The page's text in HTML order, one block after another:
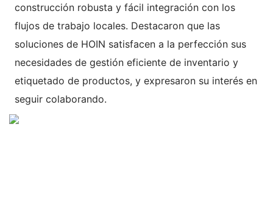
construcción robusta y fácil integración con los
flujos de trabajo locales. Destacaron que las
soluciones de HOIN satisfacen a la perfección sus
necesidades de gestión eficiente de inventario y
etiquetado de productos, y expresaron su interés en
seguir colaborando.